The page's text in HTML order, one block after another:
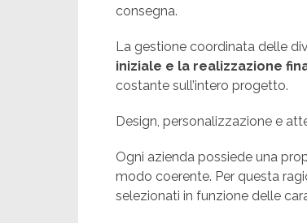
consegna.
La gestione coordinata delle
iniziale e la realizzazione
costante sull’intero progetto.
Design, personalizzazione e
Ogni azienda possiede una
modo coerente. Per questa
selezionati in funzione delle